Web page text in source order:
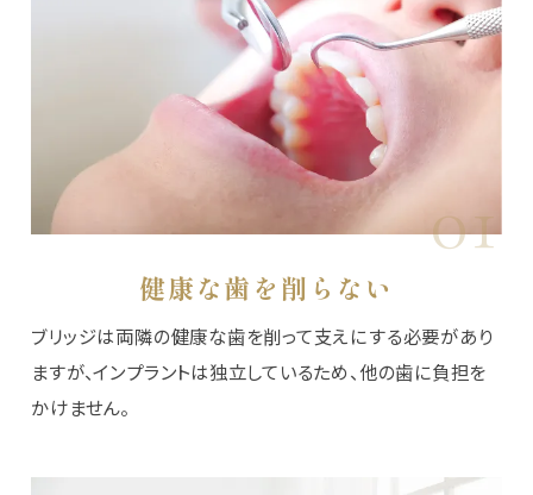
01
健康な歯を削らない
ブリッジは両隣の健康な歯を削って支えにする必要があり
ますが、インプラントは独立しているため、他の歯に負担を
かけません。